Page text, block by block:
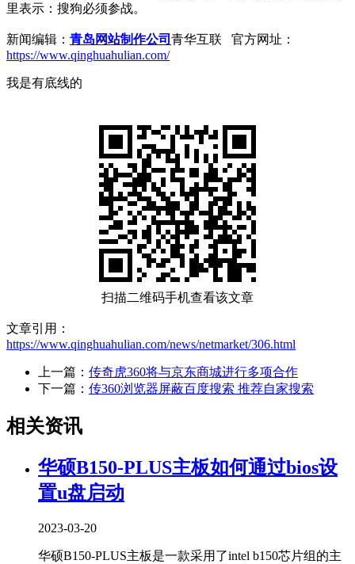
里表示：搜狗必须参战。
新闻编辑： 青岛网站制作公司 青华互联 官方网址：
https://www.qinghuahulian.com/
我是有底线的
扫描二维码手机查看该文章
文章引用：
https://www.qinghuahulian.com/news/netmarket/306.html
上一篇： 传奇虎360将与京东商城进行多项合作
下一篇： 传360浏览器屏蔽百度搜索 推荐自家搜索
相关资讯
华硕B150-PLUS主板如何通过bios设
置u盘启动
2023-03-20
华硕B150-PLUS主板是一款采用了intel b150芯片组的主